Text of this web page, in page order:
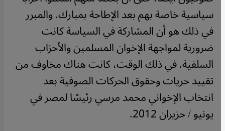
سياسية خاصة بهم بعد الإطاحة بمبارك. والمبرر
في ذلك هو أن المشاركة في السياسة كانت
ضرورية لمواجهة الإخوان المسلمين والأحزاب
السلفية. في ذلك الوقت، كانت هناك مخاوف من
تقييد حريات وحقوق الحركات الصوفية بعد
انتخاب الإخواني محمد مرسي رئيسًا لمصر في
يونيو / حزيران 2012.